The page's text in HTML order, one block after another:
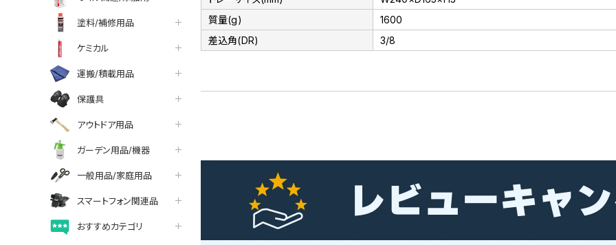
塗料/補修用品
ケミカル
運搬/積載用品
保護具
アウトドア用品
ガーデン用品/機器
一般用品/家庭用品
スマートフォン関連品
おすすめカテゴリ
質量(g)
1600
差込角(DR)
3/8